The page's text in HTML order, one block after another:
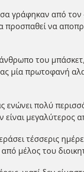
γράφηκαν από
να
του
μία πρωτοφανή
πολύ
μεγαλύτερος
τέσσερις
μέλος του